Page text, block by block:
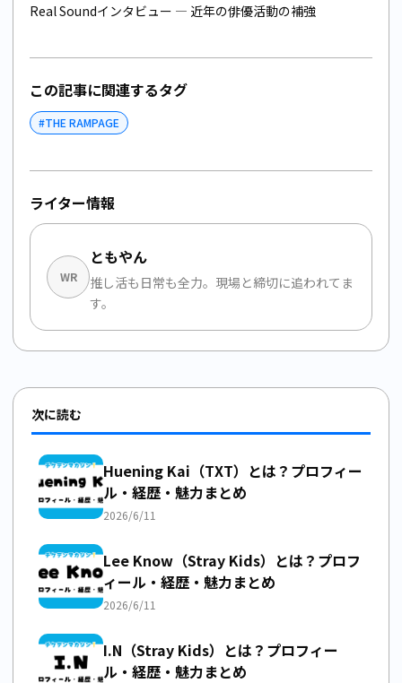
Real Soundインタビュー — 近年の俳優活動の補強
この記事に関連するタグ
#THE RAMPAGE
ライター情報
WR
ともやん
推し活も日常も全力。現場と締切に追われてま
す。
次に読む
Huening Kai（TXT）とは？プロフィー
ル・経歴・魅力まとめ
2026/6/11
Lee Know（Stray Kids）とは？プロフ
ィール・経歴・魅力まとめ
2026/6/11
I.N（Stray Kids）とは？プロフィー
ル・経歴・魅力まとめ